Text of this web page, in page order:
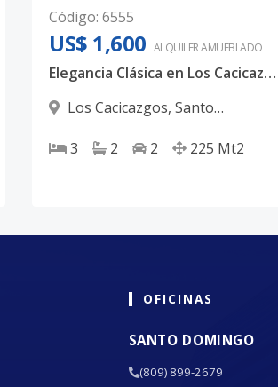
Código: 6555
US$ 1,600 ALQUILERAMUEBLADO
Elegancia Clásica en Los Cacicazgos: Apartamento de 225mts con Planta Full y Mármol
Los Cacicazgos, Santo
3
2 2 225 Mt2
OFICINAS
SANTO DOMINGO
(809) 899-2679